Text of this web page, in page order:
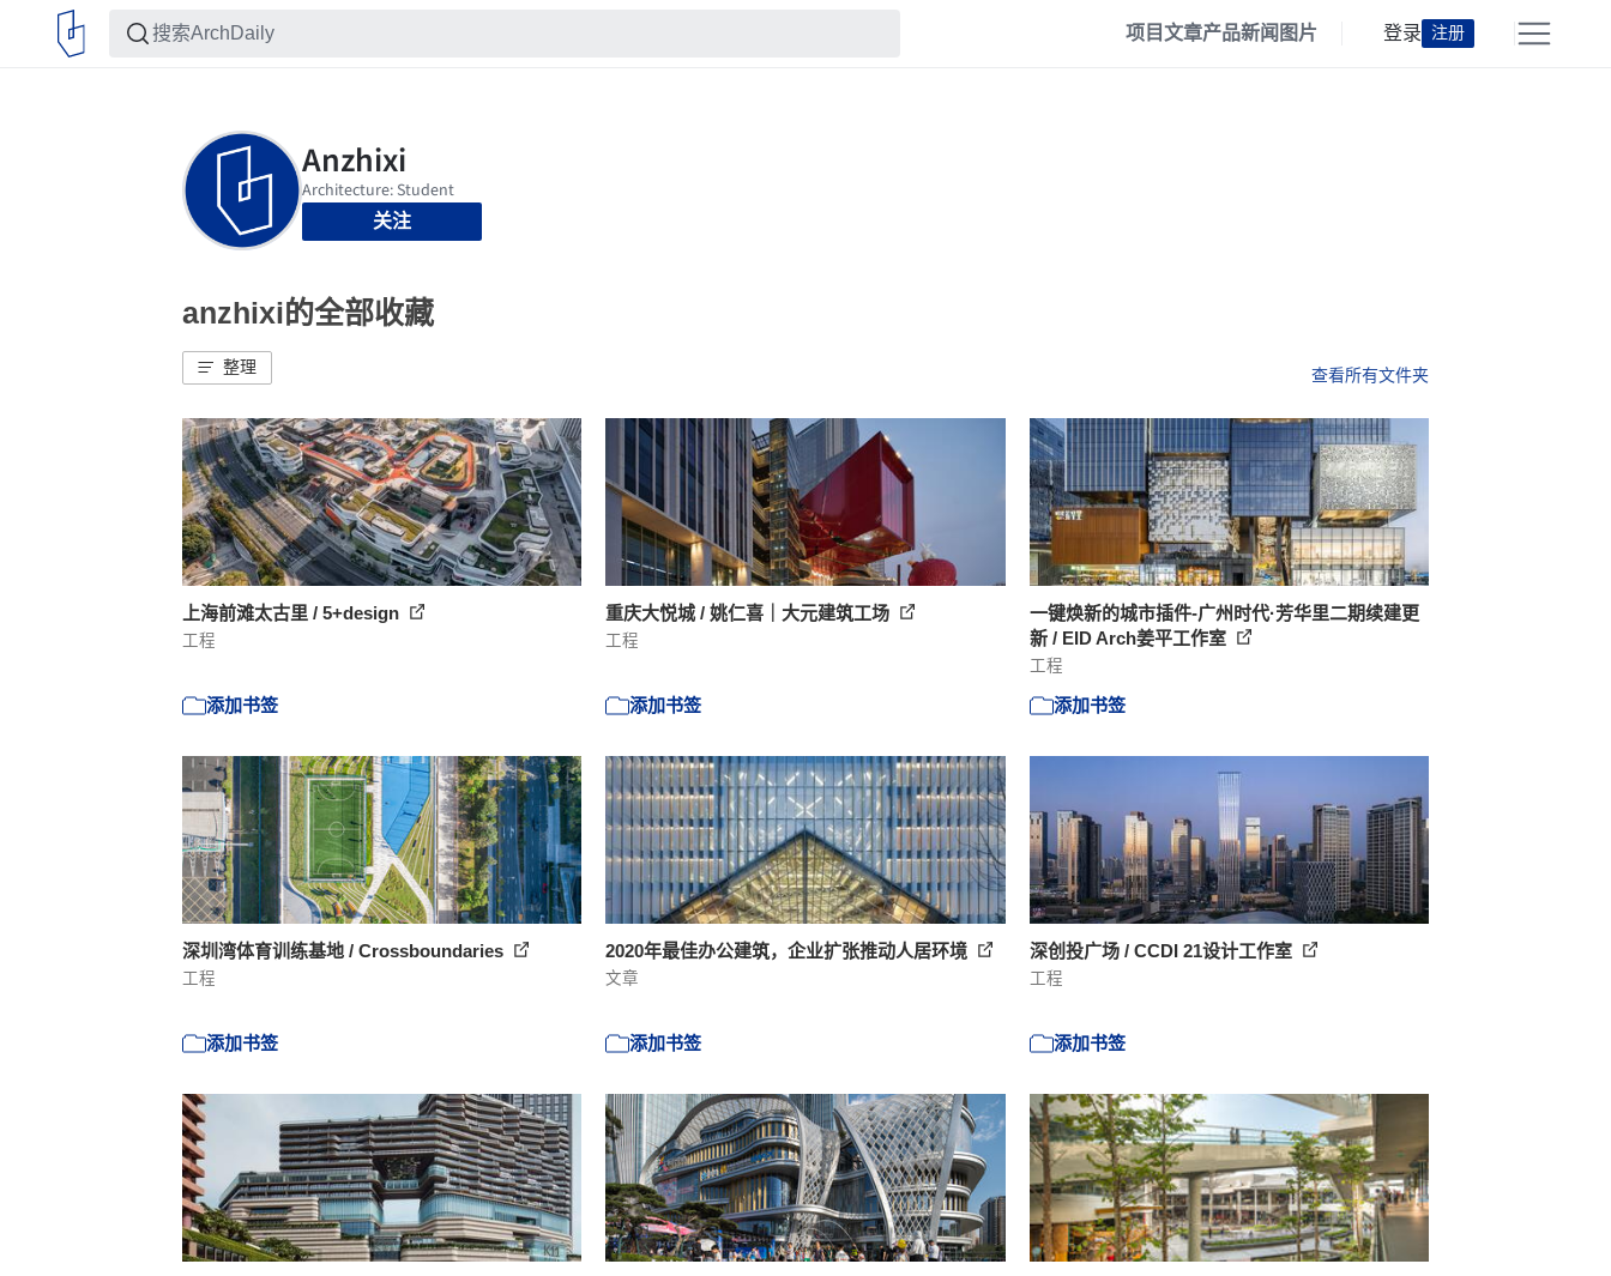
项目文章产品新闻 图片 登录 注册
关注
anzhixi的全部收藏
整理 查看所有文件夹
上海前滩太古里 / 5+design
工程
添加书签
重庆大悦城 / 姚仁喜｜大元建筑工场
工程
添加书签
一键焕新的城市插件-广州时代·芳华里二期续建更
新 / EID Arch姜平工作室
工程
添加书签
深圳湾体育训练基地 / Crossboundaries
工程
添加书签
2020年最佳办公建筑，企业扩张推动人居环境
文章
添加书签
深创投广场 / CCDI 21设计工作室
工程
添加书签